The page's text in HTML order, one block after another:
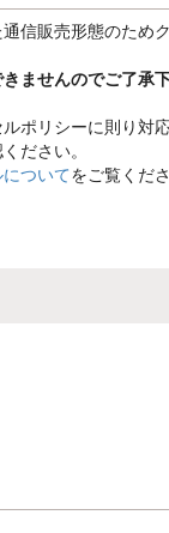
信販売形態のため
ませんのでご了承
ポリシーに則り対
ださい。
ついてをご覧くだ